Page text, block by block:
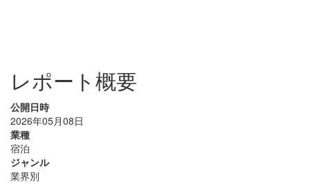
レポート概要
公開日時
2026年05月08日
業種
宿泊
ジャンル
業界別